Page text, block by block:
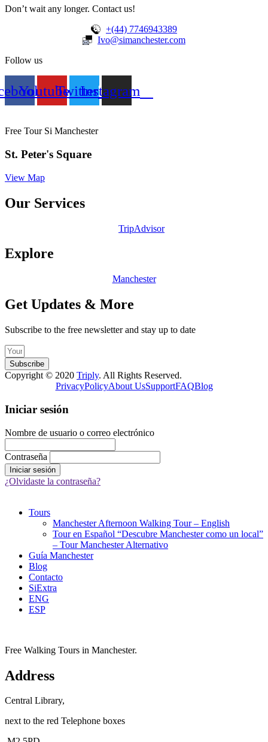
Don’t wait any longer. Contact us!
+(44) 7746943389
Ivo@simanchester.com
Follow us
YoutubeTwitterInstagram
Free Tour Si Manchester
St. Peter's Square
View Map
Our Services
TripAdvisor
Explore
Manchester
Get Updates & More
Subscribe to the free newsletter and stay up to date
Subscribe
Copyright © 2020 Triply. All Rights Reserved.
PrivacyPolicyAbout UsSupportFAQBlog
Iniciar sesión
Nombre de usuario o correo electrónico
Contraseña
¿Olvidaste la contraseña?
Tours
Manchester Afternoon Walking Tour – English
Tour en Español “Descubre Manchester como un local”
– Tour Manchester Alternativo
Guía Manchester
Blog
Contacto
SiExtra
ENG
ESP
Free Walking Tours in Manchester.
Address
Central Library,
next to the red Telephone boxes